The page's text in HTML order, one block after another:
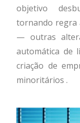
objetivo
tornando regra
— outras
automática de
criação de
minoritários .